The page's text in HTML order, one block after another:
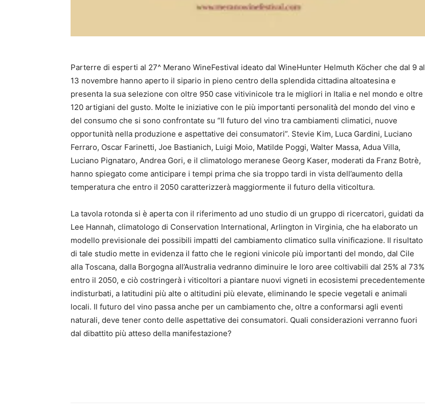
Parterre di esperti al 27^ Merano WineFestival ideato dal WineHunter Helmuth Köcher che dal 9 al
13 novembre hanno aperto il sipario in pieno centro della splendida cittadina altoatesina e
presenta la sua selezione con oltre 950 case vitivinicole tra le migliori in Italia e nel mondo e oltre
120 artigiani del gusto. Molte le iniziative con le più importanti personalità del mondo del vino e
del consumo che si sono confrontate su “Il futuro del vino tra cambiamenti climatici, nuove
opportunità nella produzione e aspettative dei consumatori”. Stevie Kim, Luca Gardini, Luciano
Ferraro, Oscar Farinetti, Joe Bastianich, Luigi Moio, Matilde Poggi, Walter Massa, Adua Villa,
Luciano Pignataro, Andrea Gori, e il climatologo meranese Georg Kaser, moderati da Franz Botrè,
hanno spiegato come anticipare i tempi prima che sia troppo tardi in vista dell’aumento della
temperatura che entro il 2050 caratterizzerà maggiormente il futuro della viticoltura.
La tavola rotonda si è aperta con il riferimento ad uno studio di un gruppo di ricercatori, guidati da
Lee Hannah, climatologo di Conservation International, Arlington in Virginia, che ha elaborato un
modello previsionale dei possibili impatti del cambiamento climatico sulla vinificazione. Il risultato
di tale studio mette in evidenza il fatto che le regioni vinicole più importanti del mondo, dal Cile
alla Toscana, dalla Borgogna all’Australia vedranno diminuire le loro aree coltivabili dal 25% al 73%
entro il 2050, e ciò costringerà i viticoltori a piantare nuovi vigneti in ecosistemi precedentemente
indisturbati, a latitudini più alte o altitudini più elevate, eliminando le specie vegetali e animali
locali. Il futuro del vino passa anche per un cambiamento che, oltre a conformarsi agli eventi
naturali, deve tener conto delle aspettative dei consumatori. Quali considerazioni verranno fuori
dal dibattito più atteso della manifestazione?